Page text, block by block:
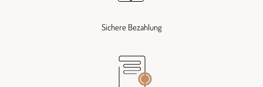
Sichere Bezahlung